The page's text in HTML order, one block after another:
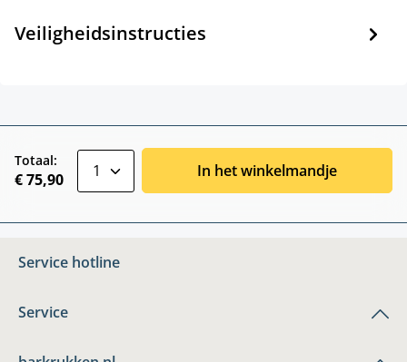
Veiligheidsinstructies
Totaal:
€ 75,90 In het winkelmandje
Service hotline
Service